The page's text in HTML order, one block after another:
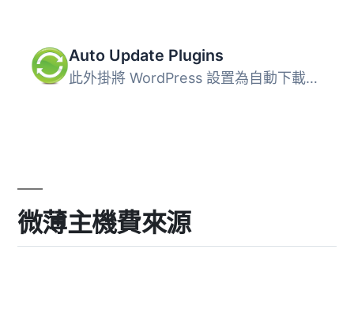
Auto Update Plugins
此外掛將 WordPress 設置為自動下載並安裝外掛程式更新。 無...
微薄主機費來源